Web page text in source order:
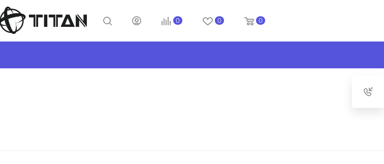
0 0 0